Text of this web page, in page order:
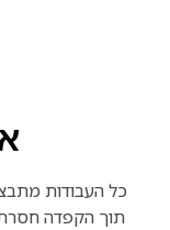
כל העבודות
תוך הקפדה